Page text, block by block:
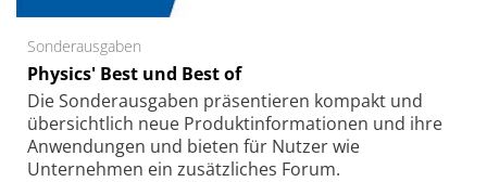
Sonderausgaben
Physics' Best und Best of
Die Sonder­ausgaben präsentieren kompakt und
übersichtlich neue Produkt­informationen und ihre
Anwendungen und bieten für Nutzer wie
Unternehmen ein zusätzliches Forum.